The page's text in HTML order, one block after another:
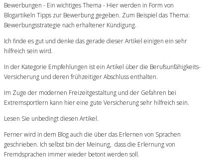
Bewerbungen - Ein wichtiges Thema - Hier werden in Form von
Blogartikeln Tipps zur Bewerbung gegeben. Zum Beispiel das Thema:
Bewerbungsstrategie nach erhaltener Kündigung.
Ich finde es gut und denke das gerade dieser Artikel einigen ein sehr
hilfreich sein wird.
In der Kategorie Empfehlungen ist ein Artikel über die Berufsunfähigkeits-
Versicherung und deren frühzeitiger Abschluss enthalten.
Im Zuge der modernen Freizeitgestaltung und der Gefahren bei
Extremsportlern kann hier eine gute Versicherung sehr hilfreich sein.
Lesen Sie unbedingt diesen Artikel.
Ferner wird in dem Blog auch die über das Erlernen von Sprachen
geschrieben. Ich selbst bin der Meinung, dass die Erlernung von
Fremdsprachen immer wieder betont werden soll.